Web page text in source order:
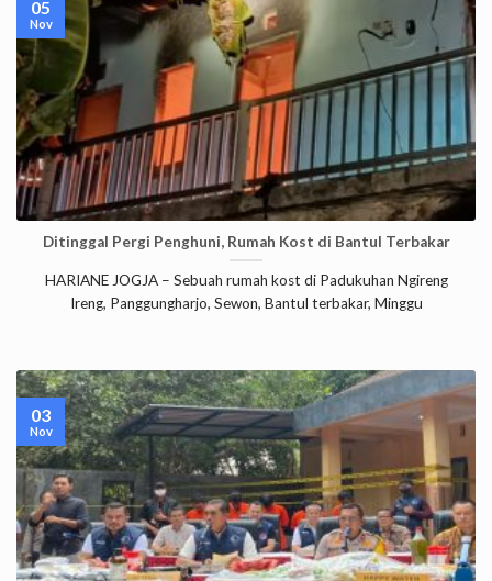
Ditinggal Pergi Penghuni, Rumah Kost di Bantul Terbakar
HARIANE JOGJA – Sebuah rumah kost di Padukuhan Ngireng
Ireng, Panggungharjo, Sewon, Bantul terbakar, Minggu
05
Nov
03
Nov